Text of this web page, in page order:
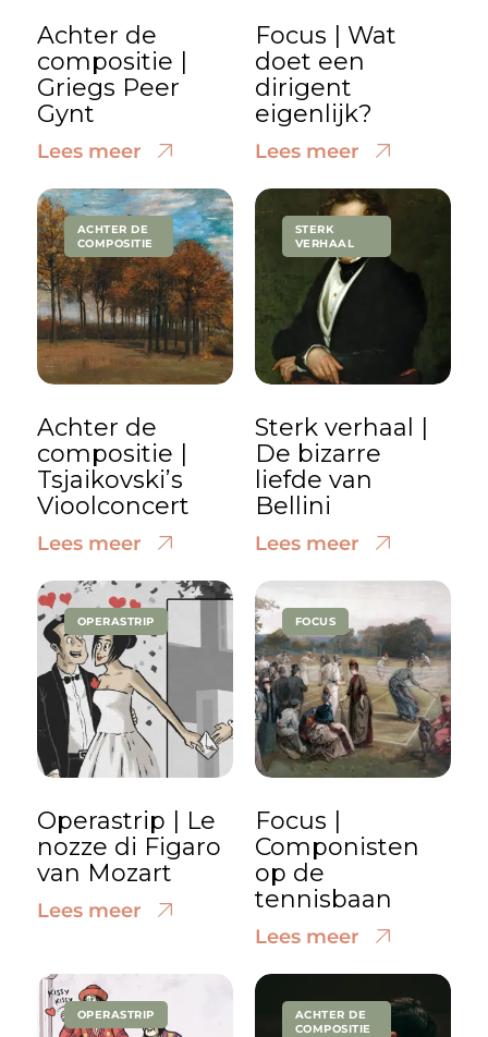
Achter de
compositie |
Griegs Peer
Gynt
Lees meer
Focus | Wat
doet een
dirigent
eigenlijk?
Lees meer
ACHTER DE
COMPOSITIE
Achter de
compositie |
Tsjaikovski’s
Vioolconcert
Lees meer
STERK
VERHAAL
Sterk verhaal |
De bizarre
liefde van
Bellini
Lees meer
OPERASTRIP
Operastrip | Le
nozze di Figaro
van Mozart
Lees meer
FOCUS
Focus |
Componisten
op de
tennisbaan
Lees meer
OPERASTRIP
ACHTER DE
COMPOSITIE